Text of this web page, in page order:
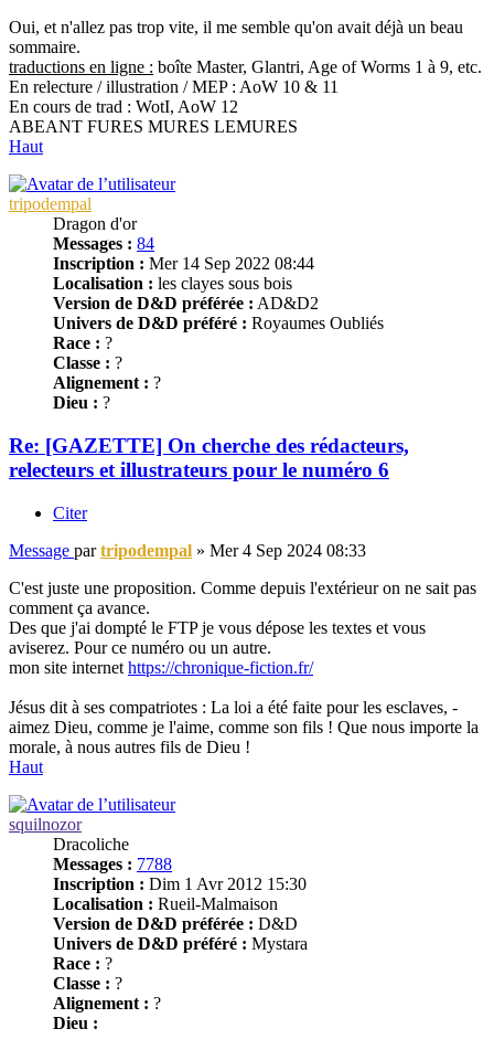
Oui, et n'allez pas trop vite, il me semble qu'on avait déjà un beau
sommaire.
traductions en ligne : boîte Master, Glantri, Age of Worms 1 à 9, etc.
En relecture / illustration / MEP : AoW 10 & 11
En cours de trad : WotI, AoW 12
ABEANT FURES MURES LEMURES
Haut
tripodempal
Dragon d'or
Messages : 84
Inscription : Mer 14 Sep 2022 08:44
Localisation : les clayes sous bois
Version de D&D préférée : AD&D2
Univers de D&D préféré : Royaumes Oubliés
Race : ?
Classe : ?
Alignement : ?
Dieu : ?
Re: [GAZETTE] On cherche des rédacteurs,
relecteurs et illustrateurs pour le numéro 6
Citer
Message partripodempal » Mer 4 Sep 2024 08:33
C'est juste une proposition. Comme depuis l'extérieur on ne sait pas
comment ça avance.
Des que j'ai dompté le FTP je vous dépose les textes et vous
aviserez. Pour ce numéro ou un autre.
mon site internet https://chronique-fiction.fr/
Jésus dit à ses compatriotes : La loi a été faite pour les esclaves, -
aimez Dieu, comme je l'aime, comme son fils ! Que nous importe la
morale, à nous autres fils de Dieu !
Haut
squilnozor
Dracoliche
Messages : 7788
Inscription : Dim 1 Avr 2012 15:30
Localisation : Rueil-Malmaison
Version de D&D préférée : D&D
Univers de D&D préféré : Mystara
Race : ?
Classe : ?
Alignement : ?
Dieu :